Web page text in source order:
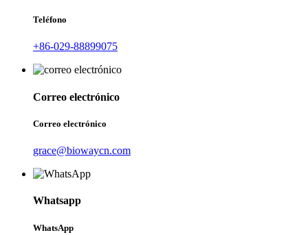
Teléfono
+86-029-88899075
Correo electrónico
Correo electrónico
grace@biowaycn.com
Whatsapp
WhatsApp